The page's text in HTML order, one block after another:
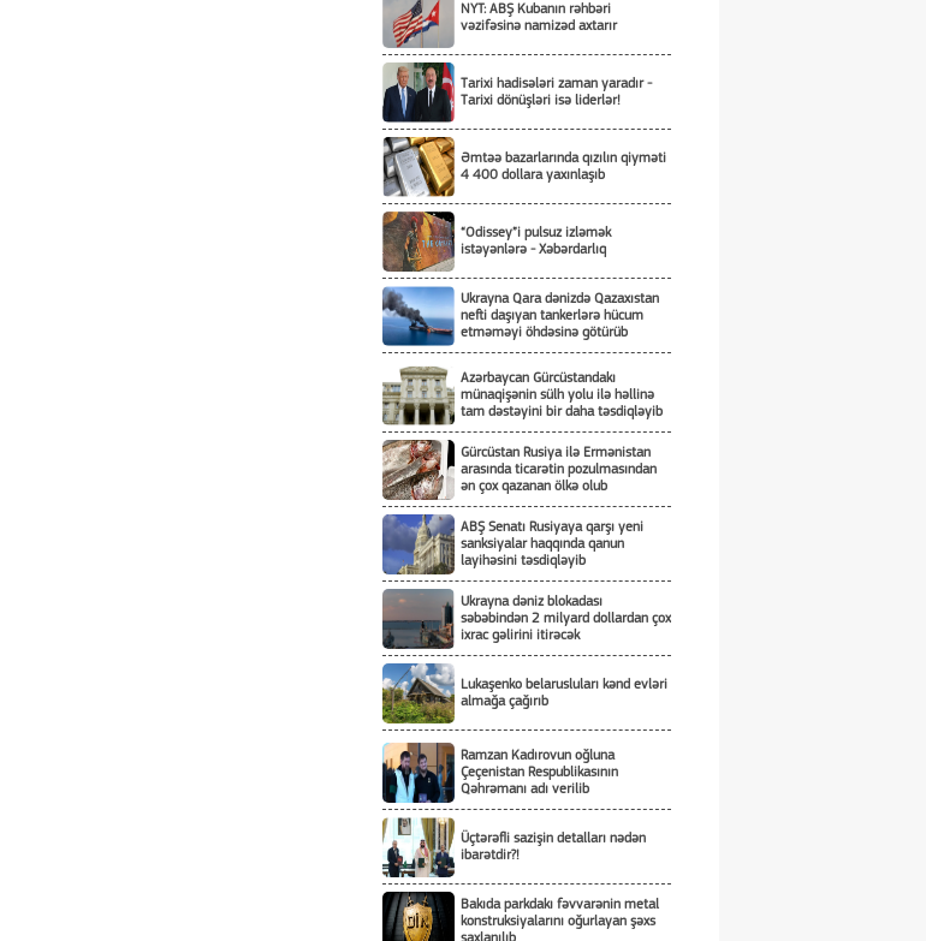
NYT: ABŞ Kubanın rəhbəri
vəzifəsinə namizəd axtarır
Tarixi hadisələri zaman yaradır -
Tarixi dönüşləri isə liderlər!
Əmtəə bazarlarında qızılın qiyməti
4 400 dollara yaxınlaşıb
“Odissey”i pulsuz izləmək
istəyənlərə - Xəbərdarlıq
Ukrayna Qara dənizdə Qazaxıstan
nefti daşıyan tankerlərə hücum
etməməyi öhdəsinə götürüb
Azərbaycan Gürcüstandakı
münaqişənin sülh yolu ilə həllinə
tam dəstəyini bir daha təsdiqləyib
Gürcüstan Rusiya ilə Ermənistan
arasında ticarətin pozulmasından
ən çox qazanan ölkə olub
ABŞ Senatı Rusiyaya qarşı yeni
sanksiyalar haqqında qanun
layihəsini təsdiqləyib
Ukrayna dəniz blokadası
səbəbindən 2 milyard dollardan çox
ixrac gəlirini itirəcək
Lukaşenko belarusluları kənd evləri
almağa çağırıb
Ramzan Kadırovun oğluna
Çeçenistan Respublikasının
Qəhrəmanı adı verilib
Üçtərəfli sazişin detalları nədən
ibarətdir?!
Bakıda parkdakı fəvvarənin metal
konstruksiyalarını oğurlayan şəxs